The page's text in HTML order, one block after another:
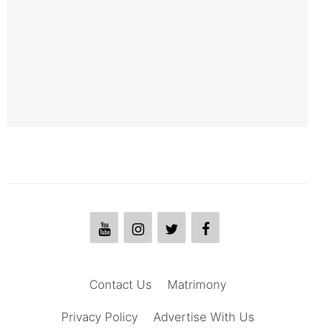
Matrimony
Contact Us
Advertise With Us
Privacy Policy